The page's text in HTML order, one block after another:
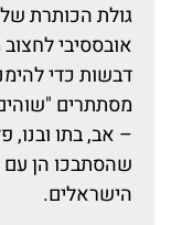
גולת הכותרת של
אובססיבי
דבשות כדי
מסתתרים
– אב, בתו ובנו,
שהסתבכו הן עם
הישראלים.